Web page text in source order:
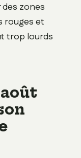
zones
rouges et
trop lourds